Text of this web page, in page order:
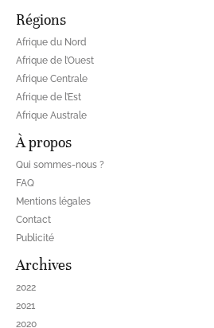
Régions
Afrique du Nord
Afrique de l’Ouest
Afrique Centrale
Afrique de l’Est
Afrique Australe
À propos
Qui sommes-nous ?
FAQ
Mentions légales
Contact
Publicité
Archives
2022
2021
2020